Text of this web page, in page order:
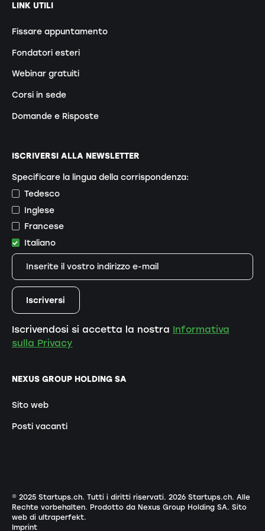
LINK UTILI
Fissare appuntamento
Fondatori esteri
Webinar gratuiti
Corsi in sede
Domande e Risposte
NEXUS GROUP HOLDING SA
Sito web
Posti vacanti
ISCRIVERSI ALLA NEWSLETTER
Specificare la lingua della corrispondenza:
Tedesco
Inglese
Francese
Italiano
Iscrivendosi si accetta la nostra Informativa
sulla Privacy
© 2025 Startups.ch. Tutti i diritti riservati. 2026Startups.ch. Alle
Rechte vorbehalten. Prodotto da Nexus Group Holding SA. Sito
web di ultraperfekt.
Imprint